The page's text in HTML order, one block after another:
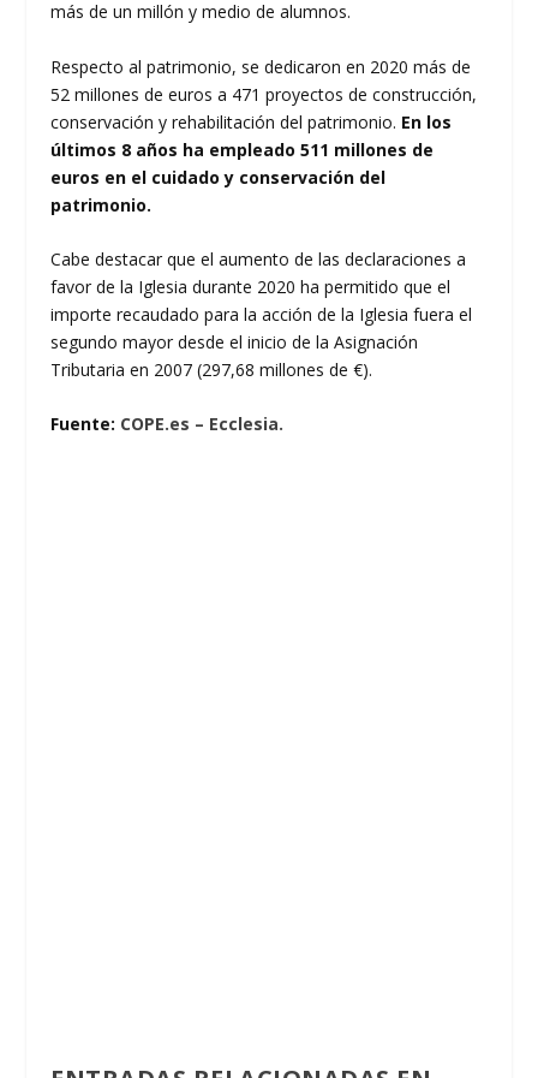
más de un millón y medio de alumnos.
Respecto al patrimonio, se dedicaron en 2020 más de
52 millones de euros a 471 proyectos de construcción,
conservación y rehabilitación del patrimonio. En los
últimos 8 años ha empleado 511 millones de
euros en el cuidado y conservación del
patrimonio.
Cabe destacar que el aumento de las declaraciones a
favor de la Iglesia durante 2020 ha permitido que el
importe recaudado para la acción de la Iglesia fuera el
segundo mayor desde el inicio de la Asignación
Tributaria en 2007 (297,68 millones de €).
Fuente: COPE.es – Ecclesia.